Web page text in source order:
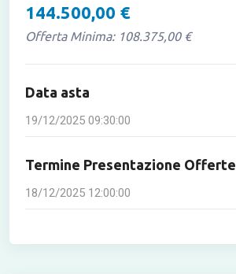
144.500,00 €
Offerta Minima: 108.375,00 €
Data asta
19/12/2025 09:30:00
Termine Presentazione Offerte
18/12/2025 12:00:00